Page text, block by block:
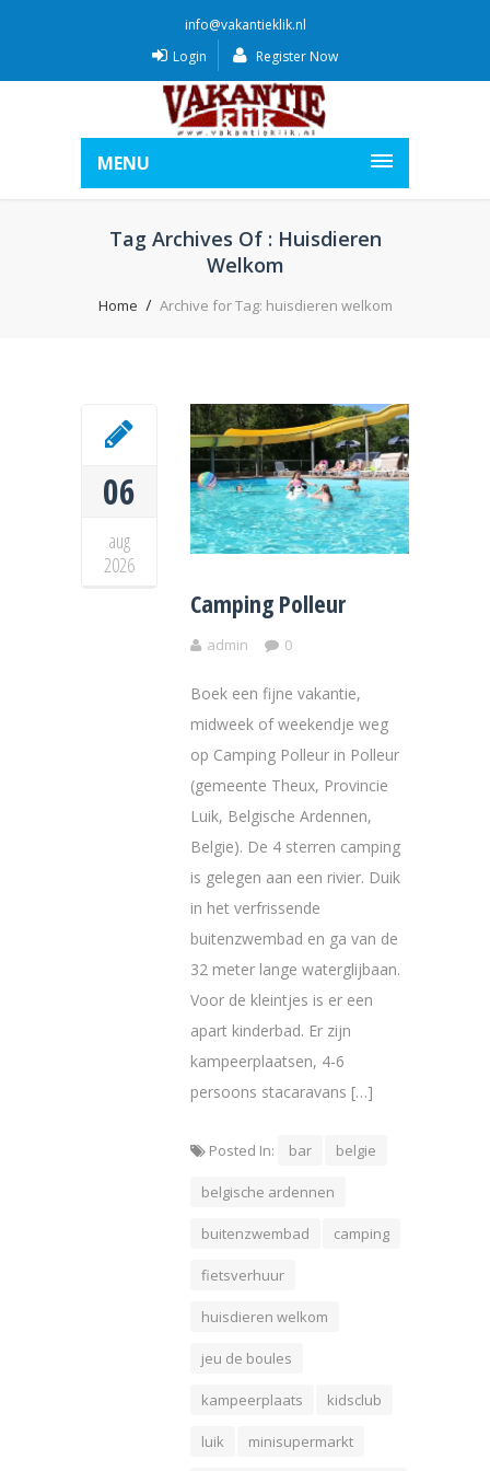
info@vakantieklik.nl
Login
Register Now
MENU
Tag Archives Of : Huisdieren
Welkom
Home Archive for Tag: huisdieren welkom
06
aug
2026
Camping Polleur
admin 0
Boek een fijne vakantie,
midweek of weekendje weg
op Camping Polleur in Polleur
(gemeente Theux, Provincie
Luik, Belgische Ardennen,
Belgie). De 4 sterren camping
is gelegen aan een rivier. Duik
in het verfrissende
buitenzwembad en ga van de
32 meter lange waterglijbaan.
Voor de kleintjes is er een
apart kinderbad. Er zijn
kampeerplaatsen, 4-6
persoons stacaravans […]
Posted In: bar belgie
belgische ardennen
buitenzwembad camping
fietsverhuur
huisdieren welkom
jeu de boules
kampeerplaats kidsclub
luik minisupermarkt